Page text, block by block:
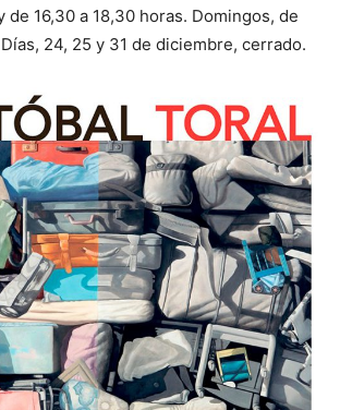
de 16,30 a 18,30 horas. Domingos, de
24, 25 y 31 de diciembre, cerrado.